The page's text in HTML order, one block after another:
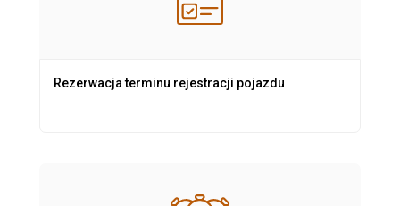
Rezerwacja terminu rejestracji pojazdu